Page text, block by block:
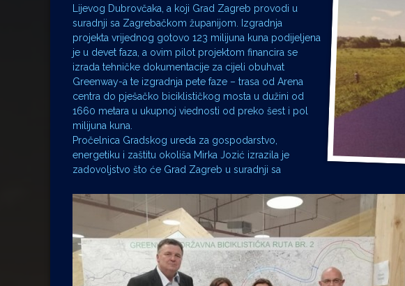
Lijevog Dubrovčaka, a koji Grad Zagreb provodi u
suradnji sa Zagrebačkom županijom. Izgradnja
projekta vrijednog gotovo 123 milijuna kuna podijeljena
je u devet faza, a ovim pilot projektom financira se
izrada tehničke dokumentacije za cijeli obuhvat
Greenway-a te izgradnja pete faze – trasa od Arena
centra do pješačko biciklističkog mosta u dužini od
1660 metara u ukupnoj viednosti od preko šest i pol
milijuna kuna.
Pročelnica Gradskog ureda za gospodarstvo,
energetiku i zaštitu okoliša Mirka Jozić izrazila je
zadovoljstvo što će Grad Zagreb u suradnji sa